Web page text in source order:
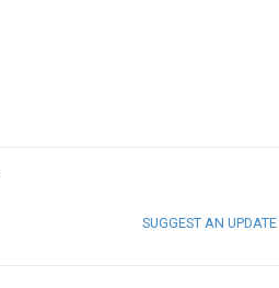
SUGGEST AN UPDATE